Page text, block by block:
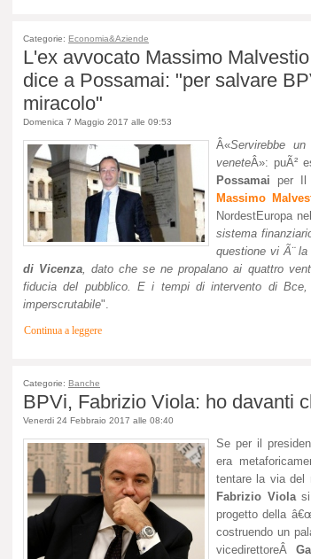
Categorie: Economia&Aziende
L'ex avvocato Massimo
dice a Possamai: "per salvare
miracolo"
Domenica 7 Maggio 2017 alle 09:53
Â«Servirebbe
veneteÂ»: puÃ²
Possamai per Il
Massimo
NordestEuropa
sistema
questione vi Ã¨
di Vicenza, dato che se ne propalano ai quattro
fiducia del pubblico. E i tempi di intervento di
imperscrutabile".
Continua a leggere
Categorie: Banche
BPVi, Fabrizio Viola: ho davanti
Venerdi 24 Febbraio 2017 alle 08:40
Se per il
era
tentare la via del
Fabrizio Violasi
progetto della
costruendo un
vicedirettoreÂ